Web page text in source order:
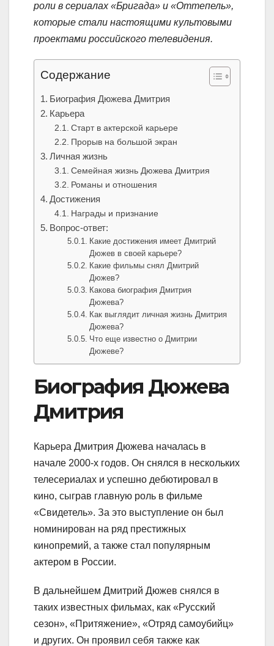
роли в сериалах «Бригада» и «Оттепель»,
которые стали настоящими культовыми
проектами российского телевидения.
Содержание
Биография Дюжева Дмитрия
Карьера
Старт в актерской карьере
Прорыв на большой экран
Личная жизнь
Семейная жизнь Дюжева Дмитрия
Романы и отношения
Достижения
Награды и признание
Вопрос-ответ:
Какие достижения имеет Дмитрий
Дюжев в своей карьере?
Какие фильмы снял Дмитрий
Дюжев?
Какова биография Дмитрия
Дюжева?
Как выглядит личная жизнь Дмитрия
Дюжева?
Что еще известно о Дмитрии
Дюжеве?
Биография Дюжева
Дмитрия
Карьера Дмитрия Дюжева началась в
начале 2000-х годов. Он снялся в нескольких
телесериалах и успешно дебютировал в
кино, сыграв главную роль в фильме
«Свидетель». За это выступление он был
номинирован на ряд престижных
кинопремий, а также стал популярным
актером в России.
В дальнейшем Дмитрий Дюжев снялся в
таких известных фильмах, как «Русский
сезон», «Притяжение», «Отряд самоубийц»
и других. Он проявил себя также как